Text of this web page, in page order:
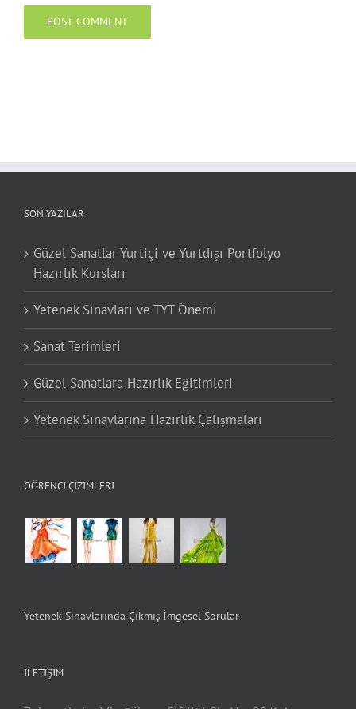
SON YAZILAR
Güzel Sanatlar Yurtiçi ve Yurtdışı Portfolyo
Hazırlık Kursları
Yetenek Sınavları ve TYT Önemi
Sanat Terimleri
Güzel Sanatlara Hazırlık Eğitimleri
Yetenek Sınavlarına Hazırlık Çalışmaları
ÖĞRENCI ÇIZIMLERI
Yetenek Sınavlarında Çıkmış İmgesel Sorular
İLETIŞIM